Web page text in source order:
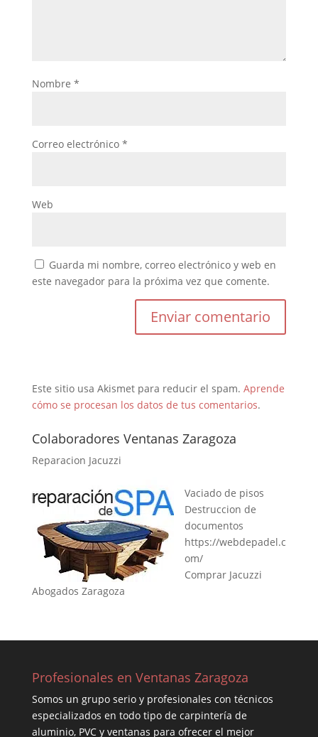
Nombre *
Correo electrónico *
Web
Guarda mi nombre, correo electrónico y web en
este navegador para la próxima vez que comente.
Este sitio usa Akismet para reducir el spam. Aprende
cómo se procesan los datos de tus comentarios.
Colaboradores Ventanas Zaragoza
Reparacion Jacuzzi
Vaciado de pisos
Destruccion de
documentos
https://webdepadel.c
om/
Comprar Jacuzzi
Abogados Zaragoza
Profesionales en Ventanas Zaragoza
Somos un grupo serio y profesionales con técnicos
especializados en todo tipo de carpintería de
aluminio, PVC y ventanas para ofrecer el mejor